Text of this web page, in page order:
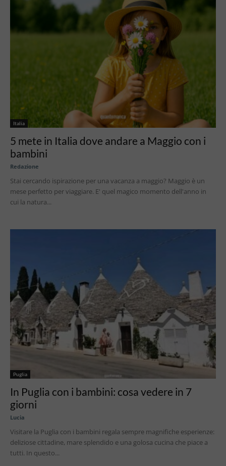
Italia
5 mete in Italia dove andare a Maggio con i
bambini
Redazione
Stai cercando ispirazione per una vacanza a maggio? Maggio è un
mese perfetto per viaggiare. E' quel magico momento dell'anno in
cui la natura...
Puglia
In Puglia con i bambini: cosa vedere in 7
giorni
Lucia
Visitare la Puglia con i bambini regala sempre magnifiche esperienze:
deliziose cittadine, mare splendido e una golosa cucina che piace a
tutti. In questo...